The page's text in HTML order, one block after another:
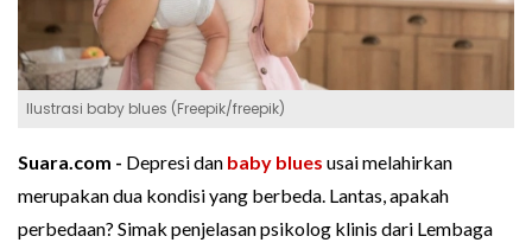
Ilustrasi baby blues (Freepik/freepik)
Suara.com - Depresi dan baby blues usai melahirkan
merupakan dua kondisi yang berbeda. Lantas, apakah
perbedaan? Simak penjelasan psikolog klinis dari Lembaga